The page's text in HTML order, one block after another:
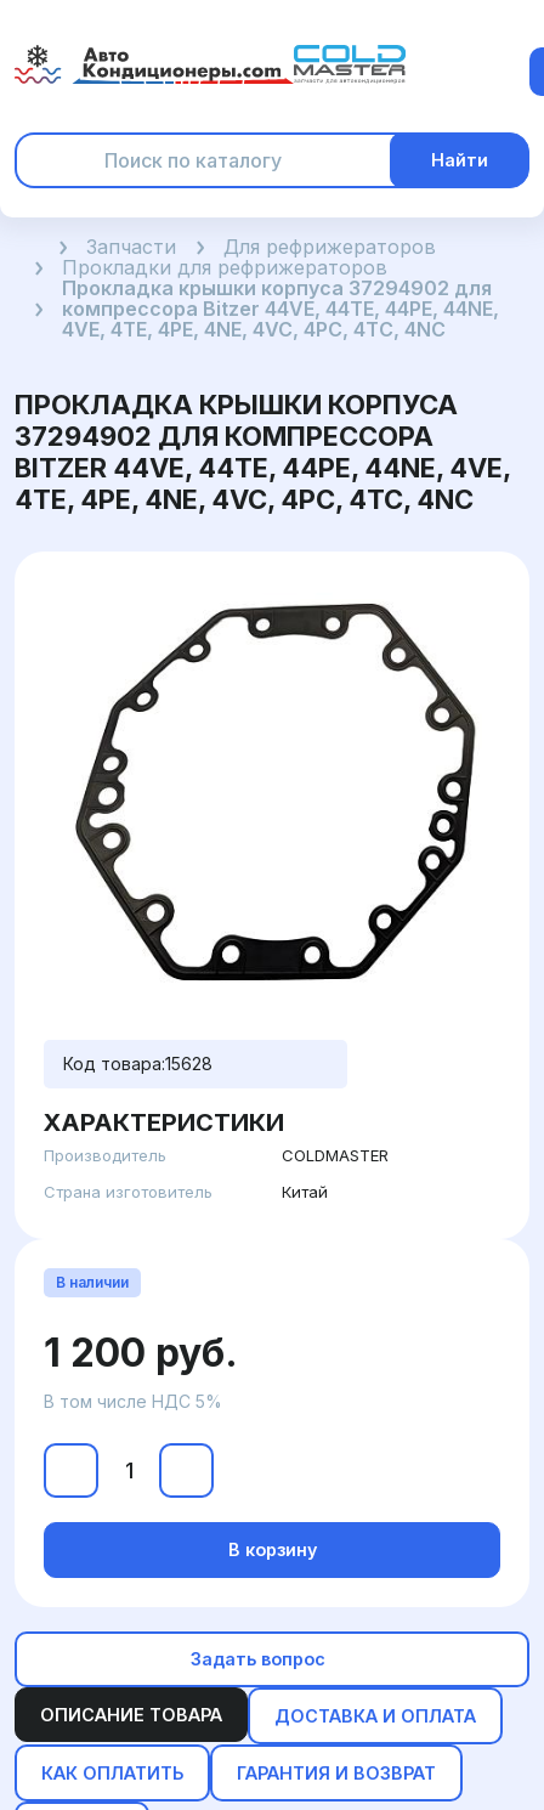
Найти
ГлавнаяЗапчасти
Для рефрижераторов
Прокладки для рефрижераторов
Прокладка крышки корпуса 37294902 для
компрессора Bitzer 44VE, 44TE, 44PE, 44NE,
4VE, 4TE, 4PE, 4NE, 4VC, 4PC, 4TC, 4NC
ПРОКЛАДКА КРЫШКИ КОРПУСА
37294902 ДЛЯ КОМПРЕССОРА
BITZER 44VE, 44TE, 44PE, 44NE, 4VE,
4TE, 4PE, 4NE, 4VC, 4PC, 4TC, 4NC
Код товара:15628
ХАРАКТЕРИСТИКИ
Производитель
COLDMASTER
Страна изготовитель
Китай
ОПИСАНИЕ ТОВАРА ДОСТАВКА И ОПЛАТА
КАК ОПЛАТИТЬ ГАРАНТИЯ И ВОЗВРАТ
В наличии
1 200 руб.
В том числе НДС 5%
В корзину
Задать вопрос